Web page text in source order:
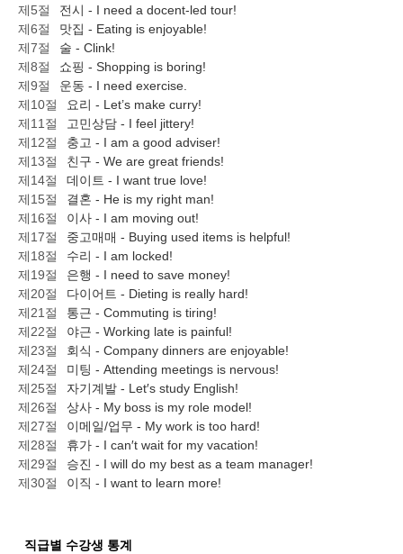
제5절
전시 - I need a docent-led tour!
제6절
맛집 - Eating is enjoyable!
제7절
술 - Clink!
제8절
쇼핑 - Shopping is boring!
제9절
운동 - I need exercise.
제10절
요리 - Let’s make curry!
제11절
고민상담 - I feel jittery!
제12절
충고 - I am a good adviser!
제13절
친구 - We are great friends!
제14절
데이트 - I want true love!
제15절
결혼 - He is my right man!
제16절
이사 - I am moving out!
제17절
중고매매 - Buying used items is helpful!
제18절
수리 - I am locked!
제19절
은행 - I need to save money!
제20절
다이어트 - Dieting is really hard!
제21절
통근 - Commuting is tiring!
제22절
야근 - Working late is painful!
제23절
회식 - Company dinners are enjoyable!
제24절
미팅 - Attending meetings is nervous!
제25절
자기계발 - Let′s study English!
제26절
상사 - My boss is my role model!
제27절
이메일/업무 - My work is too hard!
제28절
휴가 - I can′t wait for my vacation!
제29절
승진 - I will do my best as a team manager!
제30절
이직 - I want to learn more!
직급별 수강생 통계